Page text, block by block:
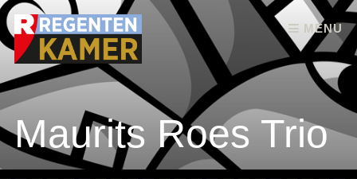
MENU
Skip to content
Maurits Roes Trio